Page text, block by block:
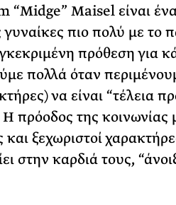
Maisel είναι ένα
πιο πολύ με το
πρόθεση για
πολλά όταν
να είναι “τέλεια
πρόοδος της κοινωνίας
και ξεχωριστοί
στην καρδιά τους,